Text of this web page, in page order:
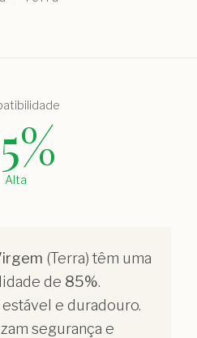
%
Alta
(Terra) têm uma
de 85%.
e duradouro.
segurança e